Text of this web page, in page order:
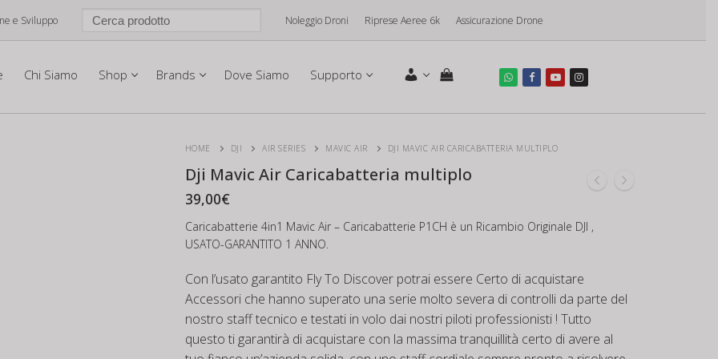
e Sviluppo Noleggio Droni Riprese Aeree 6k Assicurazione Drone
Chi Siamo Shop Brands Dove Siamo Supporto
HOME DJI AIR SERIES MAVIC AIR DJI MAVIC AIR CARICABATTERIA MULTIPLO
Dji Mavic Air Caricabatteria multiplo
39,00€
Caricabatterie 4in1 Mavic Air – Caricabatterie P1CH è un Ricambio Originale DJI ,
USATO-GARANTITO 1 ANNO.
Con l’usato garantito Fly To Discover potrai essere Certo di acquistare
Accessori che hanno superato una serie molto severa di controlli da parte del
nostro staff tecnico e testati in volo dai nostri piloti professionisti ! Tutto
questo ti garantirà di acquistare con la massima tranquillità certo di avere al